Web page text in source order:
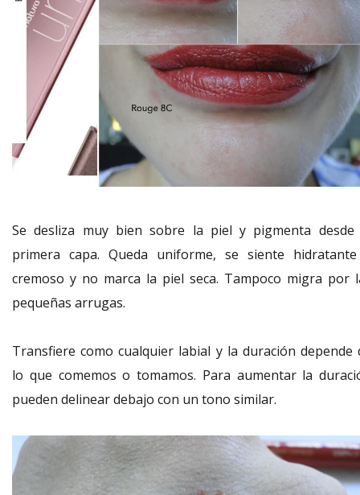
Se desliza muy bien sobre la piel y pigmenta desde
primera capa. Queda uniforme, se siente
cremoso y no marca la piel seca. Tampoco migra por
pequeñas arrugas.
Transfiere como cualquier labial y la duración depende
lo que comemos o tomamos. Para aumentar la
pueden delinear debajo con un tono similar.